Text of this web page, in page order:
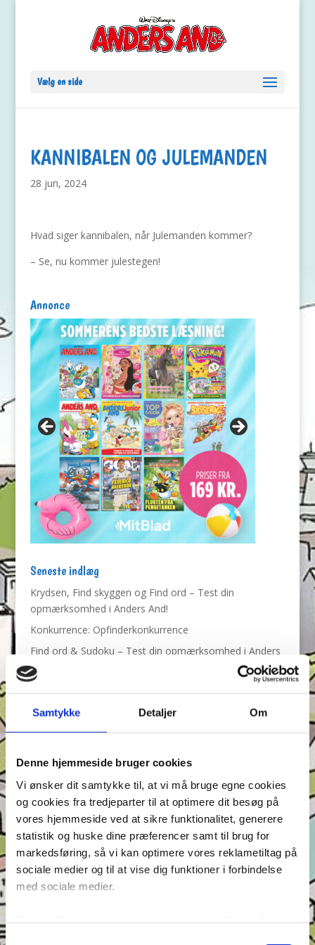
Samtykke Detaljer Om
Denne hjemmeside bruger cookies
Vi ønsker dit samtykke til, at vi må bruge egne cookies
og cookies fra tredjeparter til at optimere dit besøg på
vores hjemmeside ved at sikre funktionalitet, generere
statistik og huske dine præferencer samt til brug for
markedsføring, så vi kan optimere vores reklametiltag på
sociale medier og til at vise dig funktioner i forbindelse
med sociale medier.
Samtykkevalg
Vælg en side
KANNIBALEN OG JULEMANDEN
28 jun, 2024
Hvad siger kannibalen, når Julemanden kommer?
– Se, nu kommer julestegen!
Annonce
Seneste indlæg
Krydsen, Find skyggen og Find ord – Test din
opmærksomhed i Anders And!
Konkurrence: Opfinderkonkurrence
Find ord & Sudoku – Test din opmærksomhed i Anders
And!
Andeby Andeby Posten Anders And
Anders And Co.
Anders Vildand
Bjørne-banden Bøger
Carl Barks
Dagens vittigheder
Don Rosa Du Gådeste
Fedtmule
Figurer
IRL Joakim von And
Læselyst
Mickey Mouse
Quiz